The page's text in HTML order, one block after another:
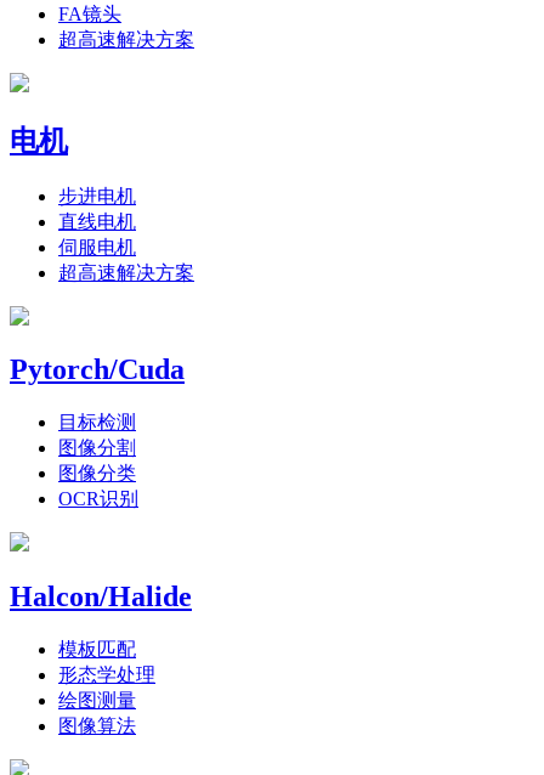
FA镜头
超高速解决方案
电机
步进电机
直线电机
伺服电机
超高速解决方案
Pytorch/Cuda
目标检测
图像分割
图像分类
OCR识别
Halcon/Halide
模板匹配
形态学处理
绘图测量
图像算法